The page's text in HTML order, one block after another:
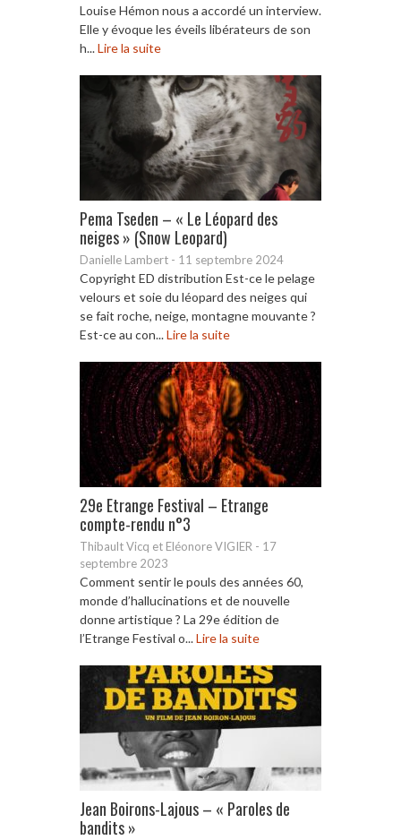
Louise Hémon nous a accordé un interview.
Elle y évoque les éveils libérateurs de son
h...Lire la suite
Pema Tseden – « Le Léopard des
neiges » (Snow Leopard)
Danielle Lambert - 11 septembre 2024
Copyright ED distribution Est-ce le pelage
velours et soie du léopard des neiges qui
se fait roche, neige, montagne mouvante ?
Est-ce au con...Lire la suite
29e Etrange Festival – Etrange
compte-rendu n°3
Thibault Vicq et Eléonore VIGIER - 17
septembre 2023
Comment sentir le pouls des années 60,
monde d’hallucinations et de nouvelle
donne artistique ? La 29e édition de
l’Etrange Festival o...Lire la suite
Jean Boirons-Lajous – « Paroles de
bandits »